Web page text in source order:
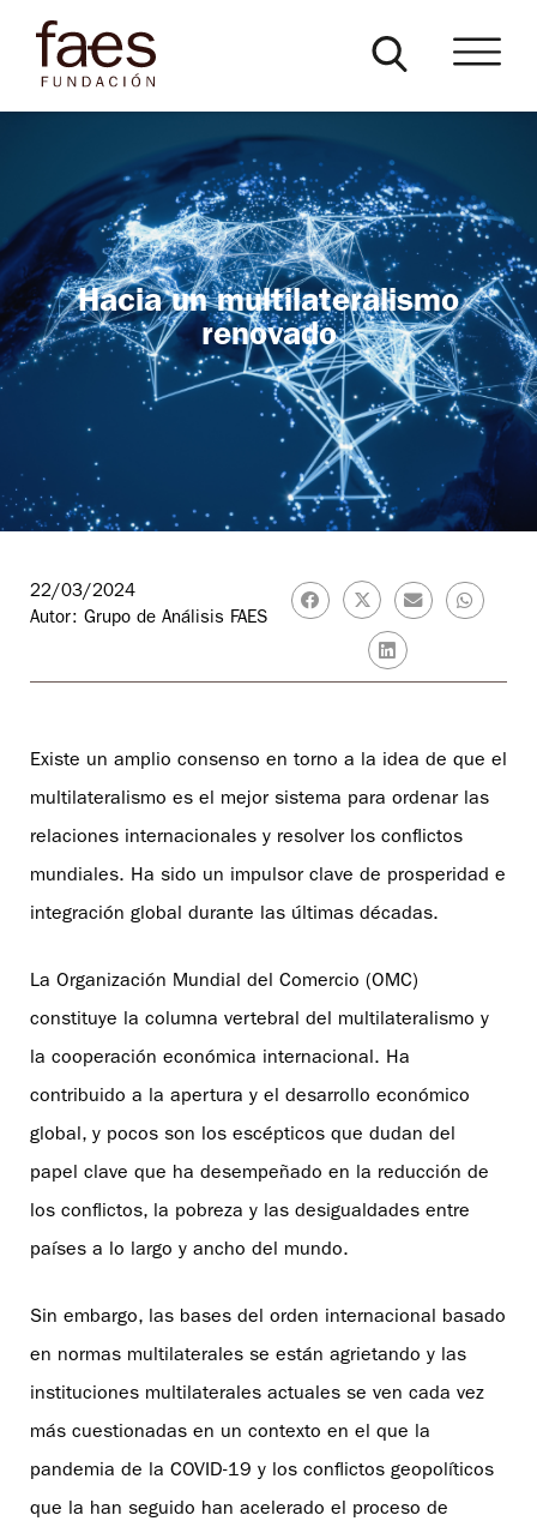
Hacia un multilateralismo
renovado
22/03/2024
Autor: Grupo de Análisis FAES
Existe un amplio consenso en torno a la idea de que el
multilateralismo es el mejor sistema para ordenar las
relaciones internacionales y resolver los conflictos
mundiales. Ha sido un impulsor clave de prosperidad e
integración global durante las últimas décadas.
La Organización Mundial del Comercio (OMC)
constituye la columna vertebral del multilateralismo y
la cooperación económica internacional. Ha
contribuido a la apertura y el desarrollo económico
global, y pocos son los escépticos que dudan del
papel clave que ha desempeñado en la reducción de
los conflictos, la pobreza y las desigualdades entre
países a lo largo y ancho del mundo.
Sin embargo, las bases del orden internacional basado
en normas multilaterales se están agrietando y las
instituciones multilaterales actuales se ven cada vez
más cuestionadas en un contexto en el que la
pandemia de la COVID-19 y los conflictos geopolíticos
que la han seguido han acelerado el proceso de